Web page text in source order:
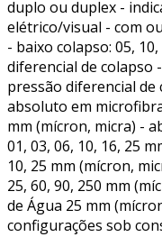
duplo ou duplex -
elétrico/visual - com
- baixo colapso: 05,
diferencial de colapso
pressão diferencial
absoluto em
mm (mícron, micra) -
01, 03, 06, 10, 16, 25
10, 25 mm (mícron,
25, 60, 90, 250 mm
de Água 25 mm
configurações sob